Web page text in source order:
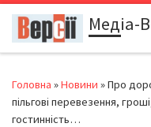
Перейти до вмісту
Медіа-
Головна »Новини »Про
пільгові перевезення,
гостинність…